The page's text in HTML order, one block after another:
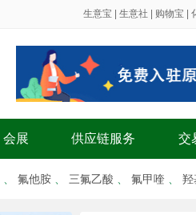
生意宝 生意社 购物宝
会展 供应链服务 交
氟他胺 三氟乙酸 氟甲喹 羟
生意社：下游
生意社： 本周